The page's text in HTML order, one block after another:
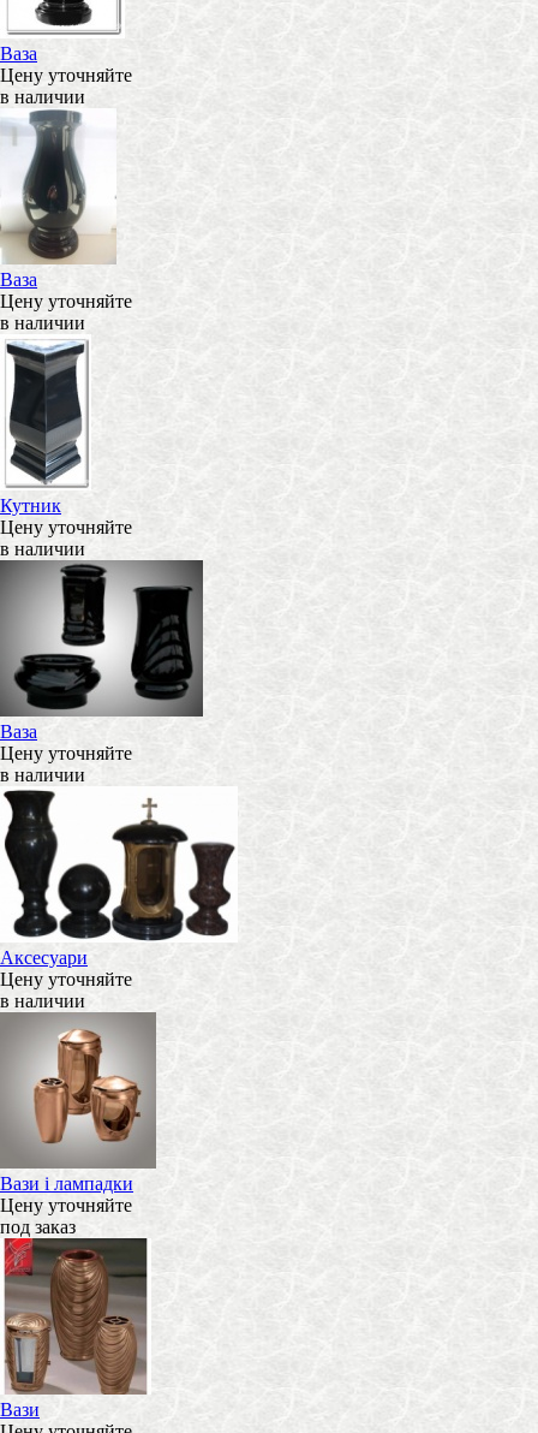
Ваза
Цену уточняйте
в наличии
Ваза
Цену уточняйте
в наличии
Кутник
Цену уточняйте
в наличии
Ваза
Цену уточняйте
в наличии
Аксесуари
Цену уточняйте
в наличии
Вази і лампадки
Цену уточняйте
под заказ
Вази